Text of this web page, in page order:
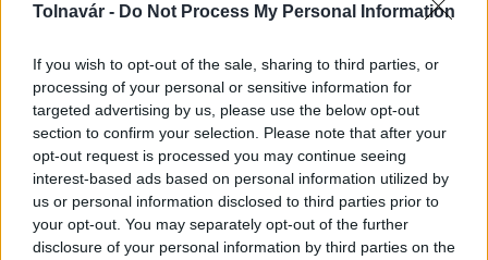
Tolnavár - Do Not Process My Personal Information
If you wish to opt-out of the sale, sharing to third parties, or
processing of your personal or sensitive information for
targeted advertising by us, please use the below opt-out
section to confirm your selection. Please note that after your
opt-out request is processed you may continue seeing
interest-based ads based on personal information utilized by
us or personal information disclosed to third parties prior to
your opt-out. You may separately opt-out of the further
disclosure of your personal information by third parties on the
Aktuális